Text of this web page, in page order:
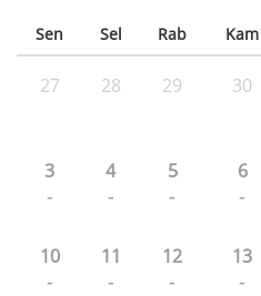
Sen Sel Rab Kam
27 28 29 30
3
-
4
-
5
-
6
-
10
-
11
-
12
-
13
-